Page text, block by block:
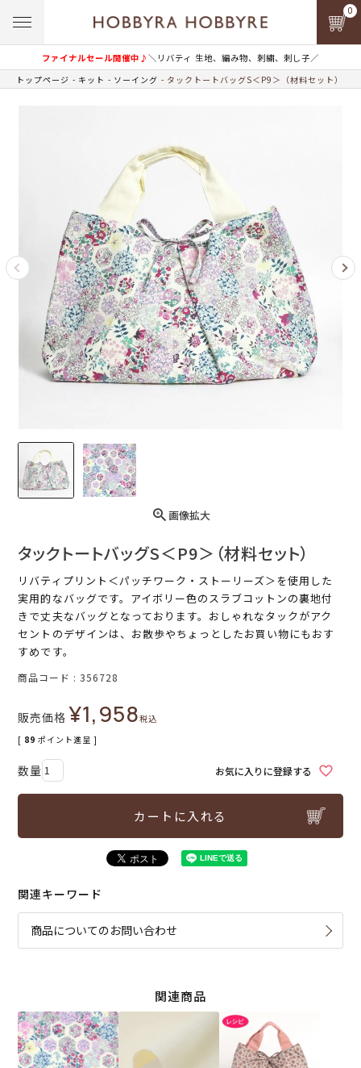
ファイナルセール開催中♪＼リバティ 生地、編み物、刺繍、刺し子／
0
トップページ キット ソーイング タックトートバッグS＜P9＞（材料セット）
画像拡大
タックトートバッグS＜P9＞（材料セット）
リバティプリント＜パッチワーク・ストーリーズ＞を使用した
実用的なバッグです。アイボリー色のスラブコットンの裏地付
きで丈夫なバッグとなっております。おしゃれなタックがアク
セントのデザインは、お散歩やちょっとしたお買い物にもおす
すめです。
商品コード 356728
販売価格 ¥1,958税込
[ 89 ポイント進呈 ]
お気に入りに登録する
カートに入れる
関連キーワード
商品についてのお問い合わせ
関連商品